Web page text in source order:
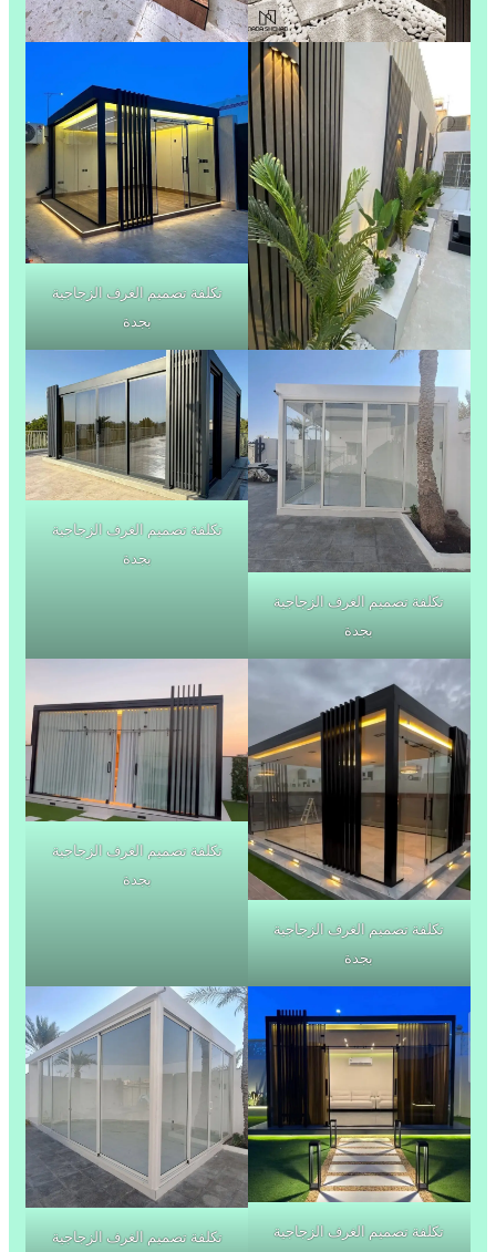
تكلفة تصميم الغرف الزجاجية
بجدة
تكلفة تصميم الغرف الزجاجية
بجدة
تكلفة تصميم الغرف الزجاجية
بجدة
تكلفة تصميم الغرف الزجاجية
بجدة
تكلفة تصميم الغرف الزجاجية
بجدة
تكلفة تصميم الغرف الزجاجية
تكلفة تصميم الغرف الزجاجية